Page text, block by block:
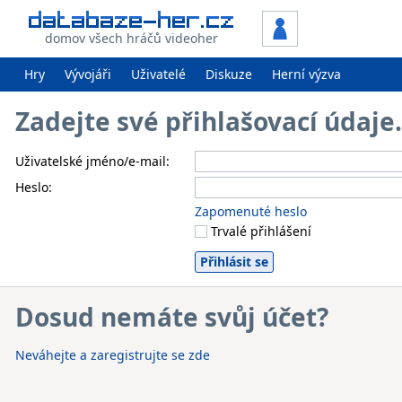
domov všech hráčů videoher
Hry Vývojáři Uživatelé Diskuze Herní výzva
Zadejte své přihlašovací
Uživatelské jméno/e-mail:
Heslo:
Zapomenuté heslo
Trvalé přihlášení
Dosud nemáte svůj účet?
Neváhejte a zaregistrujte se zde